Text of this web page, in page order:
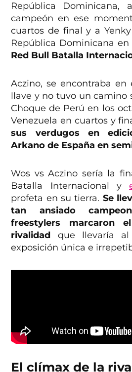
República Dominicana,
campeón en ese
cuartos de final y a
República Dominicana
Red Bull Batalla
Aczino, se encontraba
llave y no tuvo un camino
Choque de Perú en los
Venezuela en cuartos y
sus verdugos en
Arkano de España en
Wos vs Aczino sería la
Batalla Internacional y
profeta en su tierra. Se
tan ansiado
freestylers marcaron
rivalidad que llevaría
exposición única e
El clímax de la